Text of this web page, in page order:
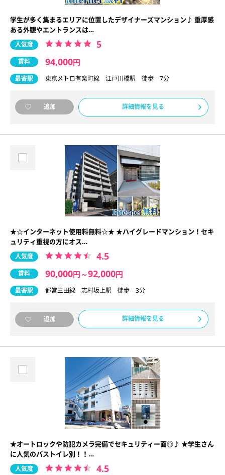
学生が多く集まるエリアに位置したデザイナーズマンション♪ 重厚感
ある外観やエントランスは…
人気度 5
賃料 94,000円
最寄駅 東京メトロ有楽町線 江戸川橋駅 徒歩 7分
追加 詳細情報を見る
★☆インターネット使用料無料☆★ ★ハイグレードマンション！セキ
ュリティ重視の方にオス…
人気度 4.5
賃料 90,000円 ～92,000円
最寄駅 都営三田線 志村坂上駅 徒歩 3分
追加 詳細情報を見る
★オートロックや防犯カメラ完備でセキュリティー面◎♪ ★学生さん
に人気のバストイレ別！！…
人気度 4.5